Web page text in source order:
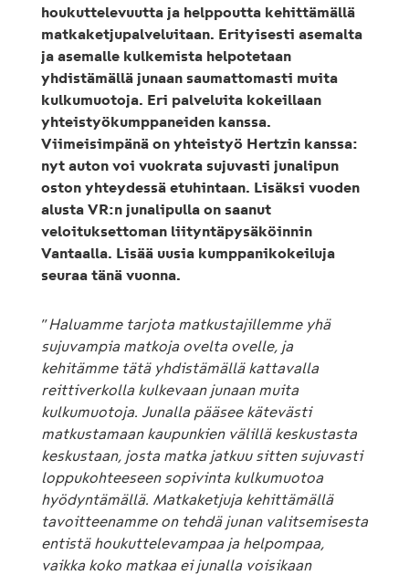
houkuttelevuutta ja helppoutta kehittämällä
matkaketjupalveluitaan. Erityisesti asemalta
ja asemalle kulkemista helpotetaan
yhdistämällä junaan saumattomasti muita
kulkumuotoja. Eri palveluita kokeillaan
yhteistyökumppaneiden kanssa.
Viimeisimpänä on yhteistyö Hertzin kanssa:
nyt auton voi vuokrata sujuvasti junalipun
oston yhteydessä etuhintaan. Lisäksi vuoden
alusta VR:n junalipulla on saanut
veloituksettoman liityntäpysäköinnin
Vantaalla. Lisää uusia kumppanikokeiluja
seuraa tänä vuonna.
”Haluamme tarjota matkustajillemme yhä
sujuvampia matkoja ovelta ovelle, ja
kehitämme tätä yhdistämällä kattavalla
reittiverkolla kulkevaan junaan muita
kulkumuotoja. Junalla pääsee kätevästi
matkustamaan kaupunkien välillä keskustasta
keskustaan, josta matka jatkuu sitten sujuvasti
loppukohteeseen sopivinta kulkumuotoa
hyödyntämällä. Matkaketjuja kehittämällä
tavoitteenamme on tehdä junan valitsemisesta
entistä houkuttelevampaa ja helpompaa,
vaikka koko matkaa ei junalla voisikaan